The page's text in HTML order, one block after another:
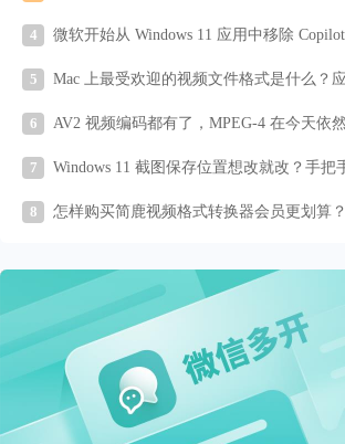
4
微软开始从 Windows 11 应用中移除
5
Mac 上最受欢迎的视频文件格式是什么？
6
AV2 视频编码都有了，MPEG-4 在今天依
7
Windows 11 截图保存位置想改就改？手把
8
怎样购买简鹿视频格式转换器会员更划算